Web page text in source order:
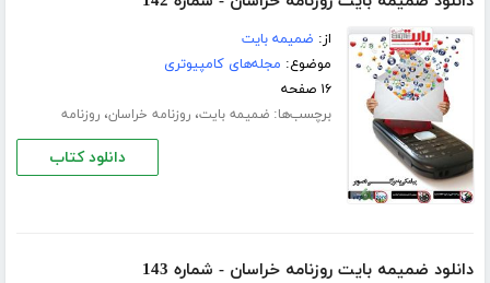
از: ضمیمه بایت
موضوع: مجله‌های کامپیوتری
۱۶ صفحه
برچسب‌ها:ضمیمه بایت،روزنامه خراسان،روزنامه
دانلود کتاب
دانلود ضمیمه بایت روزنامه خراسان - شماره 143